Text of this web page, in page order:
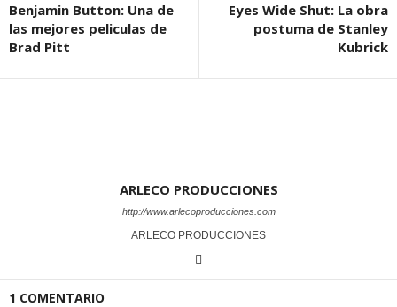
Benjamin Button: Una de
las mejores peliculas de
Brad Pitt
Eyes Wide Shut: La obra
postuma de Stanley
Kubrick
ARLECO PRODUCCIONES
http://www.arlecoproducciones.com
ARLECO PRODUCCIONES
1 COMENTARIO